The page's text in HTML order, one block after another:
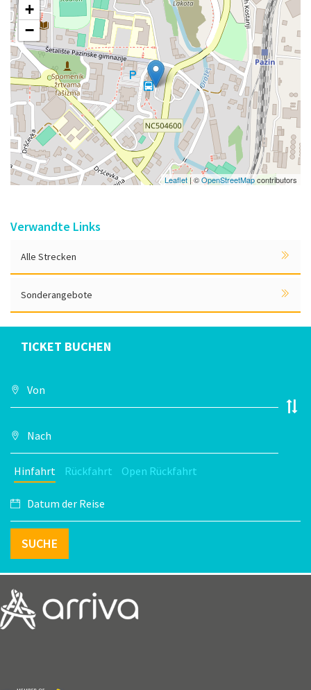
+
−
Leaflet | ©OpenStreetMapcontributors
Verwandte Links
Alle Strecken
Sonderangebote
TICKET BUCHEN
Hinfahrt Rückfahrt Open Rückfahrt
SUCHE